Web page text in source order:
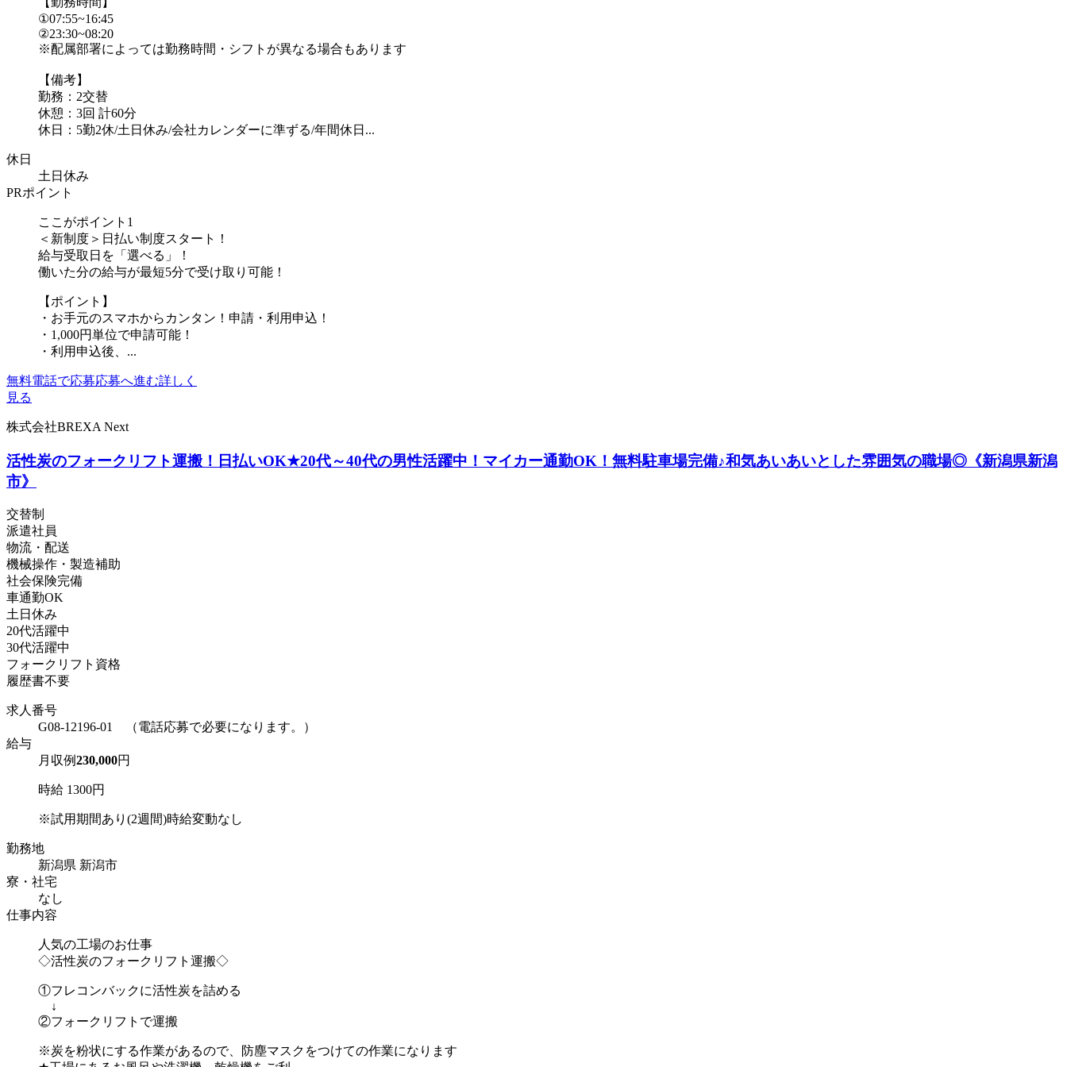
①07:55~16:45
②23:30~08:20
※配属部署によっては勤務時間・シフトが異なる場合もあります
【備考】
勤務：2交替
休憩：3回 計60分
休日：5勤2休/土日休み/会社カレンダーに準ずる/年間休日...
休日
土日休み
PRポイント
ここがポイント1
＜新制度＞日払い制度スタート！
給与受取日を「選べる」！
働いた分の給与が最短5分で受け取り可能！
【ポイント】
・お手元のスマホからカンタン！申請・利用申込！
・1,000円単位で申請可能！
・利用申込後、...
無料電話で応募応募へ進む詳しく
見る
株式会社BREXA Next
活性炭のフォークリフト運搬！日払いOK★20代～40代の男性活躍中！マイカー通勤OK！無料駐車場完備♪和気あいあいとした雰囲気の職場◎《新潟県新潟
市》
交替制
派遣社員
物流・配送
機械操作・製造補助
社会保険完備
車通勤OK
土日休み
20代活躍中
30代活躍中
フォークリフト資格
履歴書不要
求人番号
G08-12196-01 （電話応募で必要になります。）
給与
月収例230,000円
時給 1300円
※試用期間あり(2週間)時給変動なし
勤務地
新潟県 新潟市
寮・社宅
なし
仕事内容
人気の工場のお仕事
◇活性炭のフォークリフト運搬◇
①フレコンバックに活性炭を詰める
↓
②フォークリフトで運搬
※炭を粉状にする作業があるので、防塵マスクをつけての作業になります